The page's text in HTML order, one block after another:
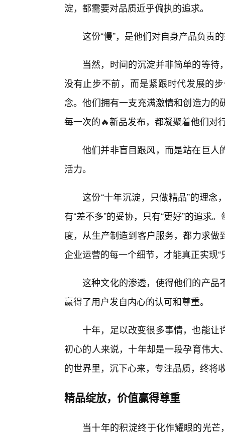
淀，都需要对品质近乎偏执的追求。
这份“慢”，是他们对自身产品负责
当然，时间的沉淀并非简单的等
没有止步不前，而是紧跟时代发展的
念。他们拥有一支充满激情和创造力
每一次的🔥新品发布，都凝聚着他们对
他们并非盲目跟风，而是站在巨人
活力。
这份“十年沉淀，只做精品”的理
有“差不多”的妥协，只有“更好”的追求
度，从生产制造到客户服务，都力求
企业运营的每一个细节，才能真正实现“
这种文化的渗透，使得他们的产品
赢得了用户发自内心的认可和尊重。
十年，足以改变很多事情，也能
初心的人来说，十年却是一段孕育伟
的世界里，沉下心来，专注品质，终将
精品绽放，价值赢得尊重
当十年的积淀终于化作耀眼的光